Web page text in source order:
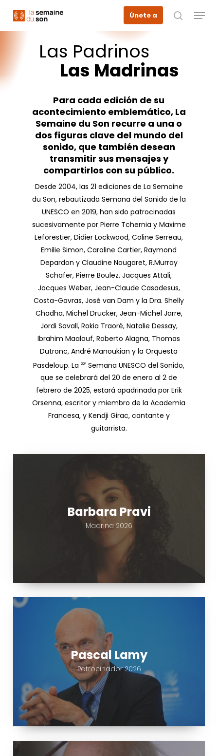
main
Únete a
busque en
Menu
Las Padrinos
Las Madrinas
Para cada edición de su
acontecimiento emblemático, La
Semaine du Son recurre a una o
dos figuras clave del mundo del
sonido, que también desean
transmitir sus mensajes y
compartirlos con su público.
Desde 2004, las 21 ediciones de La Semaine
du Son, rebautizada Semana del Sonido de la
UNESCO en 2019, han sido patrocinadas
sucesivamente por Pierre Tchernia y Maxime
Leforestier, Didier Lockwood, Coline Serreau,
Emilie Simon, Caroline Cartier, Raymond
Depardon y Claudine Nougaret, R.Murray
Schafer, Pierre Boulez, Jacques Attali,
Jacques Weber, Jean-Claude Casadesus,
Costa-Gavras, José van Dam y la Dra. Shelly
Chadha, Michel Drucker, Jean-Michel Jarre,
Jordi Savall, Rokia Traoré, Natalie Dessay,
Ibrahim Maalouf, Roberto Alagna, Thomas
Dutronc, André Manoukian y la Orquesta
Pasdeloup. La22ª Semana UNESCO del Sonido,
que se celebrará del 20 de enero al 2 de
febrero de 2025, estará apadrinada por Erik
Orsenna, escritor y miembro de la Academia
Francesa, y Kendji Girac, cantante y
guitarrista.
Barbara Pravi
Madrina 2026
Pascal Lamy
Patrocinador 2026
Pascal